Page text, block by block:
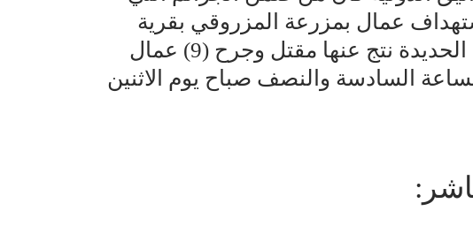
عمال بمزرعة المزروقي بقرية
الكبش مديرية الجراحي محافظة الحديدة نتج عنها مقتل وجرح (9) عمال
السادسة والنصف صباح يوم الاثنين